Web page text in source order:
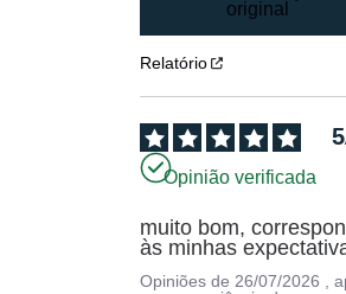
original
Relatório
5
Opinião verificada
muito bom,
às minhas
Opiniões de26/07/2026 ,